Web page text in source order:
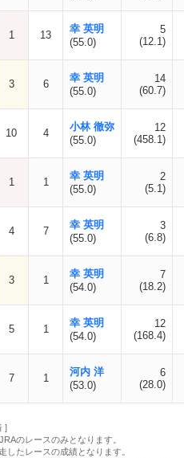
1 13
幸 英明
(55.0)
5
(12.1)
3 6
幸 英明
(55.0)
14
(60.7)
10 4
小林 徹弥
(55.0)
12
(458.1)
1 1
幸 英明
(55.0)
2
(5.1)
4 7
幸 英明
(55.0)
3
(6.8)
3 1
幸 英明
(54.0)
7
(18.2)
5 1
幸 英明
(54.0)
12
(168.4)
7 1
河内 洋
(53.0)
6
(28.0)
]
のレースのみとなります。
たレースの成績となります。